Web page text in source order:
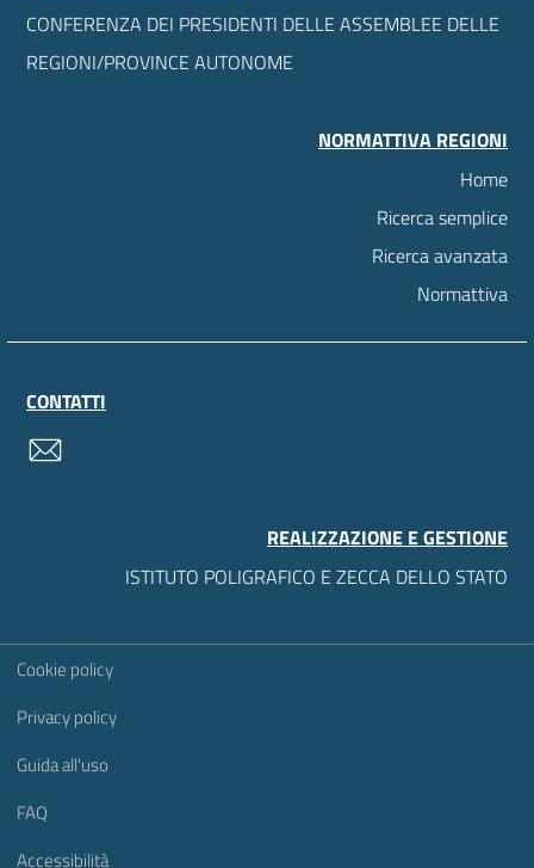
CONFERENZA DEI PRESIDENTI DELLE ASSEMBLEE DELLE
REGIONI/PROVINCE AUTONOME
NORMATTIVA REGIONI
Home
Ricerca semplice
Ricerca avanzata
Normattiva
CONTATTI
REALIZZAZIONE E GESTIONE
ISTITUTO POLIGRAFICO E ZECCA DELLO STATO
Sezione Link Utili
Cookie policy
Privacy policy
Guida all'uso
FAQ
Accessibilità